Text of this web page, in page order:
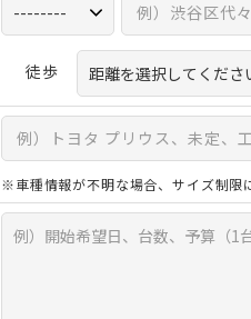
徒歩
※車種情報が不明な場合、サイズ制限